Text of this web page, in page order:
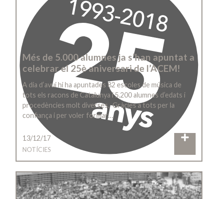
Més de 5.000 alumnes ja s’han apuntat a
celebrar el 25è aniversari de l’ACEM!
A dia d’avui hi ha apuntades 82 escoles de música de
tots els racons de Catalunya i 5.200 alumnes d’edats i
procedències molt diverses. Gràcies a tots per la
confiança i per voler formar…
13/12/17
NOTÍCIES